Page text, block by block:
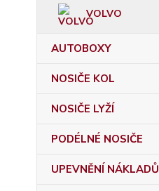
VOLVO
AUTOBOXY
NOSIČE KOL
NOSIČE LYŽÍ
PODÉLNÉ NOSIČE
UPEVNĚNÍ NÁKLADŮ